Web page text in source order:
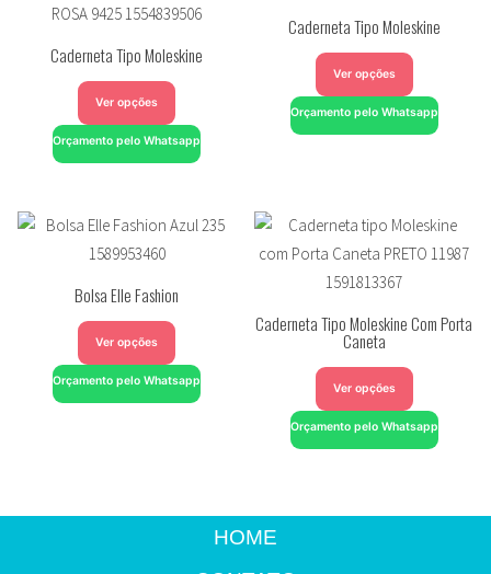
Caderneta Tipo Moleskine
Ver opções
Orçamento pelo Whatsapp
Caderneta Tipo Moleskine
Ver opções
Orçamento pelo Whatsapp
Bolsa Elle Fashion
Ver opções
Orçamento pelo Whatsapp
Caderneta Tipo Moleskine Com Porta
Caneta
Ver opções
Orçamento pelo Whatsapp
HOME